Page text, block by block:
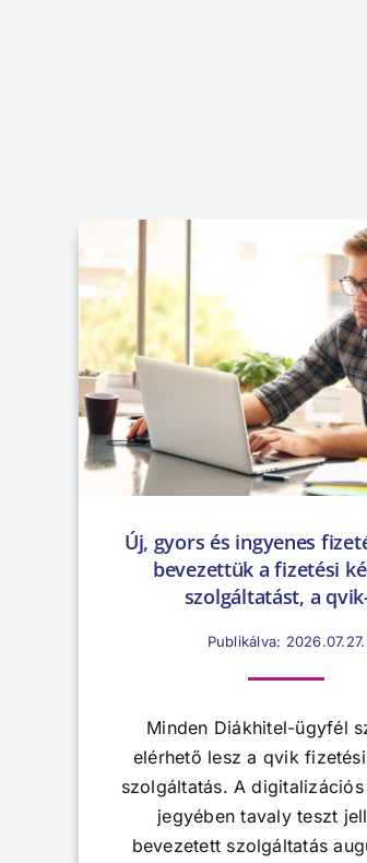
Új, gyors és ingyenes
bevezettük a fizetési
szolgáltatást, a
Publikálva: 2026.07.27.
Minden Diákhitel-ügyfél
elérhető lesz a qvik
szolgáltatás. A
jegyében tavaly teszt
bevezetett szolgáltatás